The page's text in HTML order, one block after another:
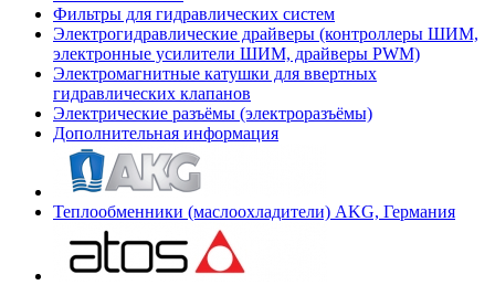
Фильтры для гидравлических систем
Электрогидравлические драйверы (контроллеры ШИМ,
электронные усилители ШИМ, драйверы PWM)
Электромагнитные катушки для ввертных
гидравлических клапанов
Электрические разъёмы (электроразъёмы)
Дополнительная информация
Теплообменники (маслоохладители) AKG, Германия